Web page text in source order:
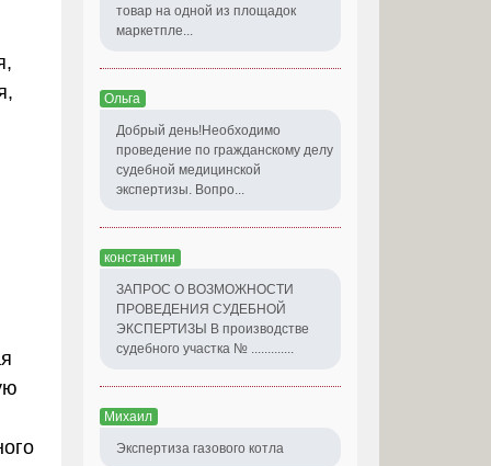
товар на одной из площадок
маркетпле...
Ольга
Добрый день!Необходимо
проведение по гражданскому делу
судебной медицинской
экспертизы. Вопро...
константин
ЗАПРОС О ВОЗМОЖНОСТИ
ПРОВЕДЕНИЯ СУДЕБНОЙ
ЭКСПЕРТИЗЫ В производстве
судебного участка № .............
Михаил
Экспертиза газового котла